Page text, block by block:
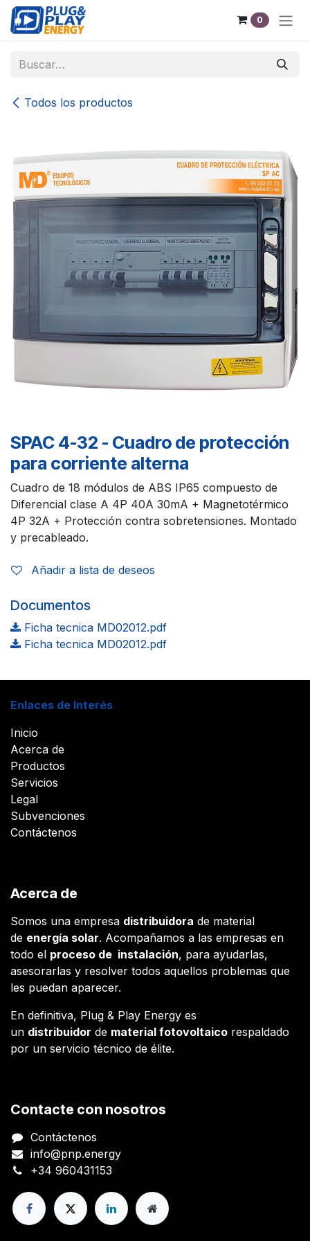
Ir al contenido
0
Todos los productos
SPAC 4-32 - Cuadro de protección
para corriente alterna
Cuadro de 18 módulos de ABS IP65 compuesto de
Diferencial clase A 4P 40A 30mA + Magnetotérmico
4P 32A + Protección contra sobretensiones. Montado
y precableado.
Añadir a lista de deseos
Documentos
Ficha tecnica MD02012.pdf
Ficha tecnica MD02012.pdf
Enlaces de Interés
Inicio
Acerca de
Productos
Servicios
Legal
Subvenciones
Contáctenos
Acerca de
Somos una empresa distribuidora de material
de energía solar. Acompañamos a las empresas en
todo el proceso de instalación, para ayudarlas,
asesorarlas y resolver todos aquellos problemas que
les puedan aparecer.
En definitiva, Plug & Play Energy es
un distribuidor de material fotovoltaico respaldado
por un servicio técnico de élite.
Contacte con nosotros
Contáctenos
info@pnp.energy
+34 960431153